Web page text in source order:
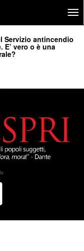
Servizio antincendio
E’ vero o è una